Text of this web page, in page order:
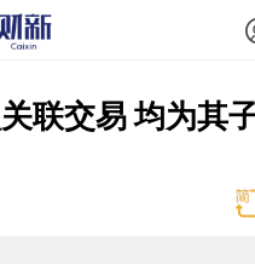
联交易 均为其